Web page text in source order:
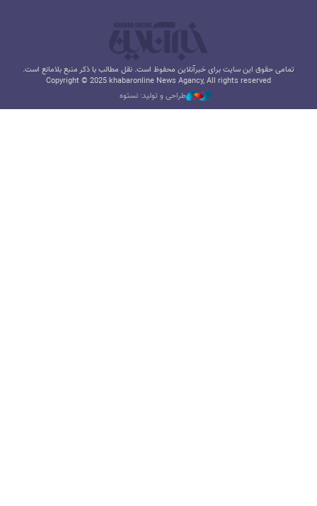
تمامی حقوق این سایت برای خبرآنلاین محفوظ است. نقل مطالب با ذکر منبع بلامانع است.
Copyright © 2025 khabaronline News Agancy, All rights reserved
طراحی و تولید: نستوه